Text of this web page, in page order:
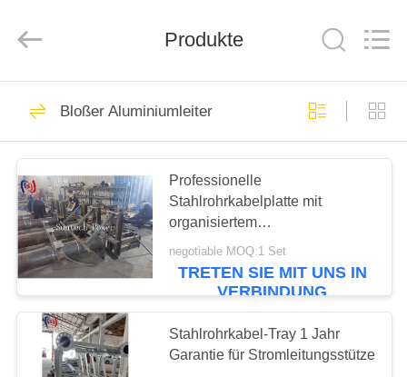
HAUSE
PRODUKTE
ÜBER
UNS
WERKSBESICHTIGUNG
Tools
Co.,Ltd..
Reserved.
Leiter Stringing
Tools
239
Leiter, der Blöcke
aufreiht
318
Produkte
Bloßer Aluminiumleiter
Professionelle
Stahlrohrkabelplatte mit
organisiertem
Kabelmanagement Robuste
Konstruktion und Sicherheit für
Stromleitungsunterstützung
negotiable MOQ:1 Set
TRETEN SIE MIT UNS IN
VERBINDUNG
Stahlrohrkabel-Tray 1 Jahr
Garantie für Stromleitungsstütze